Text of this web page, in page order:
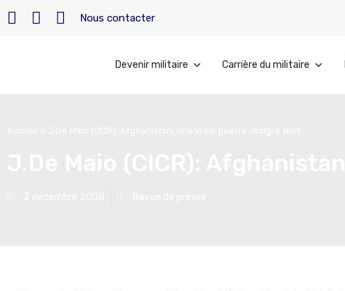
Nous contacter
Devenir militaire Carrière du militaire